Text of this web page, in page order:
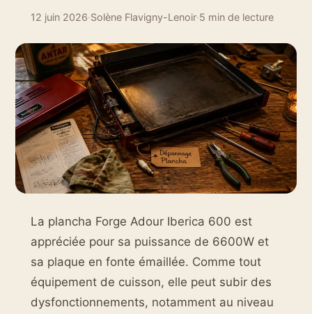
12 juin 2026·Solène Flavigny-Lenoir·5 min de lecture
La plancha Forge Adour Iberica 600 est
appréciée pour sa puissance de 6600W et
sa plaque en fonte émaillée. Comme tout
équipement de cuisson, elle peut subir des
dysfonctionnements, notamment au niveau